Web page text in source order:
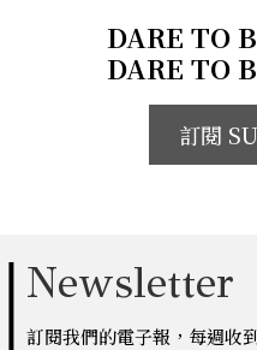
DARE TO
DARE TO
訂閱
Newsletter
訂閱我們的電子報，每週收